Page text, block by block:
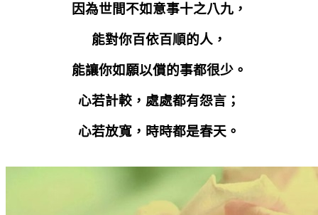
因為世間不如意事十之八九，
能對你百依百順的人，
能讓你如願以償的事都很少。
心若計較，處處都有怨言；
心若放寬，時時都是春天。